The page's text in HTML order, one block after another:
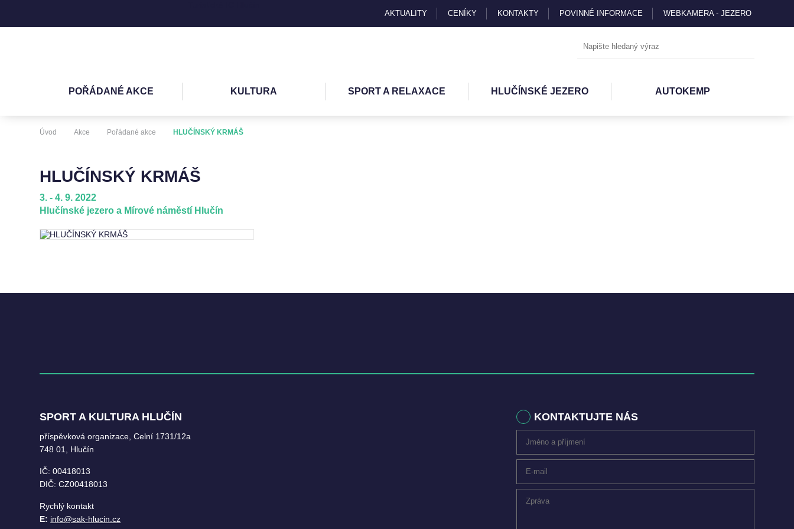
AKTUALITY CENÍKY KONTAKTY POVINNÉ INFORMACE WEBKAMERA - JEZERO
POŘÁDANÉ AKCE KULTURA SPORT A RELAXACE HLUČÍNSKÉ JEZERO AUTOKEMP
Úvod Akce Pořádané akce HLUČÍNSKÝ KRMÁŠ
HLUČÍNSKÝ KRMÁŠ
3. - 4. 9. 2022
Hlučínské jezero a Mírové náměstí Hlučín
SPORT A KULTURA HLUČÍN
příspěvková organizace, Celní 1731/12a
748 01, Hlučín
IČ: 00418013
DIČ: CZ00418013
Rychlý kontakt
E: info@sak-hlucin.cz
KONTAKTUJTE NÁS